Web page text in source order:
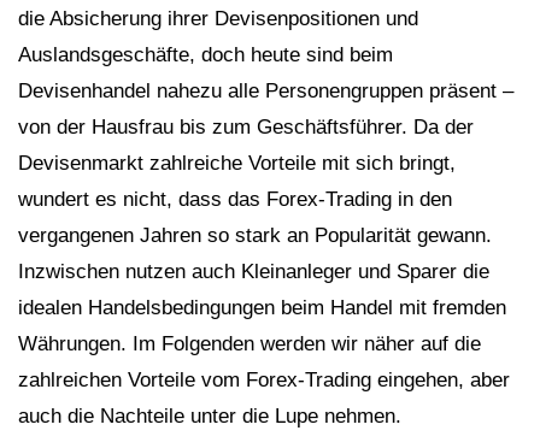
die Absicherung ihrer Devisenpositionen und
Auslandsgeschäfte, doch heute sind beim
Devisenhandel nahezu alle Personengruppen präsent –
von der Hausfrau bis zum Geschäftsführer. Da der
Devisenmarkt zahlreiche Vorteile mit sich bringt,
wundert es nicht, dass das Forex-Trading in den
vergangenen Jahren so stark an Popularität gewann.
Inzwischen nutzen auch Kleinanleger und Sparer die
idealen Handelsbedingungen beim Handel mit fremden
Währungen. Im Folgenden werden wir näher auf die
zahlreichen Vorteile vom Forex-Trading eingehen, aber
auch die Nachteile unter die Lupe nehmen.